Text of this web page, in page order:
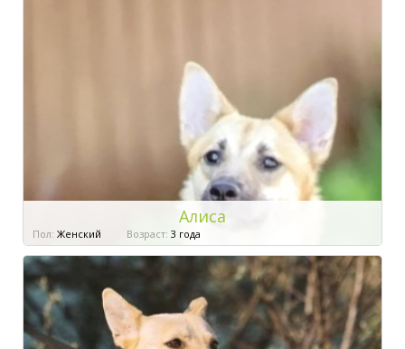
Алиса
Пол: Женский Возраст: 3 года